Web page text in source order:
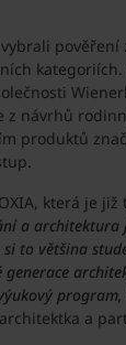
z návrhů
produktů
která je
a architektura
to většina
a